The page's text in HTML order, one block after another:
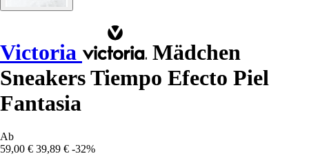
Victoria
Mädchen
Sneakers Tiempo Efecto Piel
Fantasia
Ab
59,00 € 39,89 € -32%